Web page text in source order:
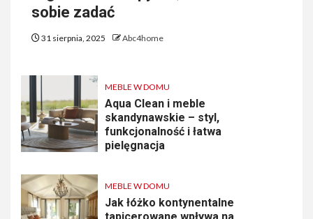
sobie zadać
31 sierpnia, 2025 Abc4home
MEBLE W DOMU
Aqua Clean i meble
skandynawskie – styl,
funkcjonalność i łatwa
pielęgnacja
MEBLE W DOMU
Jak łóżko kontynentalne